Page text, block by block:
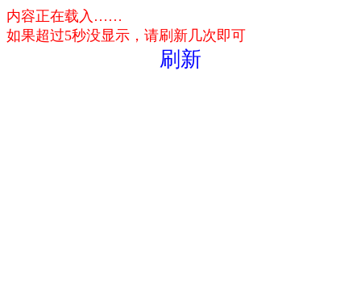
内容正在载入……
如果超过5秒没显示，请刷新几次即可
刷新